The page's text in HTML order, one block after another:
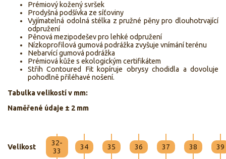
Prémiový kožený svršek
Prodyšná podšívka ze síťoviny
Vyjímatelná odolná stélka z pružné pěny pro dlouhotrvající
odpružení
Pěnová mezipodešev pro lehké odpružení
Nízkoprofilová gumová podrážka zvyšuje vnímání terénu
Nebarvící gumová podrážka
Prémiová kůže s ekologickým certifikátem
Střih Contoured Fit kopíruje obrysy chodidla a dovoluje
pohodlně přiléhavé nošení.
Tabulka velikostí v mm:
Naměřené údaje ± 2 mm
Velikost
32-
33
34 35 36 37 38 39